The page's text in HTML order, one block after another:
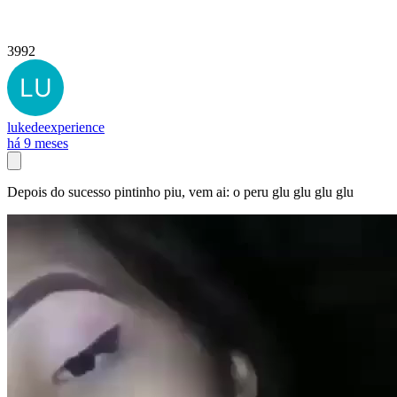
3992
lukedeexperience
há 9 meses
Depois do sucesso pintinho piu, vem ai: o peru glu glu glu glu